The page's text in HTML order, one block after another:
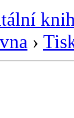
›